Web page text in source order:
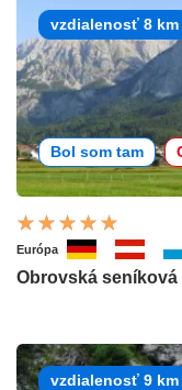
vzdialenosť 8 km
Bol som tam
Európa
Obrovská
vzdialenosť 9 km